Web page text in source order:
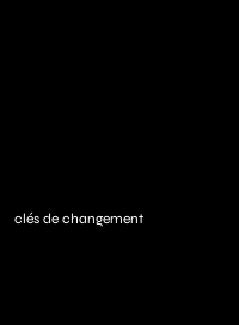
clés de changement